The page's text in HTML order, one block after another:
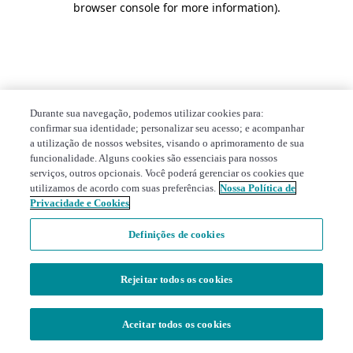
browser console for more information).
Durante sua navegação, podemos utilizar cookies para:
confirmar sua identidade; personalizar seu acesso; e acompanhar
a utilização de nossos websites, visando o aprimoramento de sua
funcionalidade. Alguns cookies são essenciais para nossos
serviços, outros opcionais. Você poderá gerenciar os cookies que
utilizamos de acordo com suas preferências. Nossa Política de
Privacidade e Cookies
Definições de cookies
Rejeitar todos os cookies
Aceitar todos os cookies